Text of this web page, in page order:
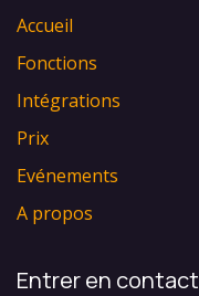
Accueil
Fonctions
Intégrations
Prix
Evénements
A propos
Entrer en contact